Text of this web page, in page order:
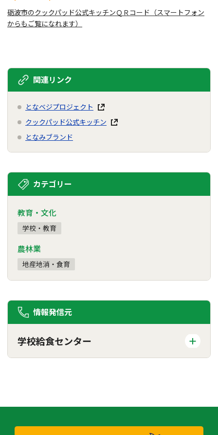
砺波市のクックパッド公式キッチンＱＲコード（スマートフォン
からもご覧になれます）
関連リンク
となベジプロジェクト
クックパッド公式キッチン
となみブランド
カテゴリー
教育・文化
学校・教育
農林業
地産地消・食育
情報発信元
学校給食センター